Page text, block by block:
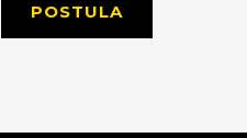
POSTULA